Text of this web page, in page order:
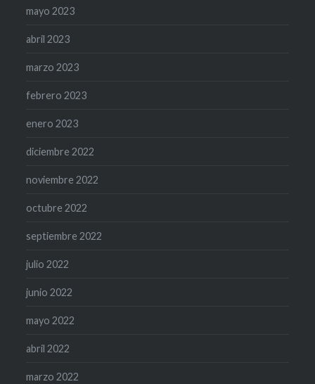
mayo 2023
abril 2023
marzo 2023
febrero 2023
enero 2023
diciembre 2022
noviembre 2022
octubre 2022
septiembre 2022
julio 2022
junio 2022
mayo 2022
abril 2022
marzo 2022